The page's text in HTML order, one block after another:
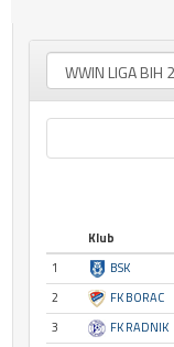
Klub
1
BSK
2
FK BORAC
3
FK RADNIK